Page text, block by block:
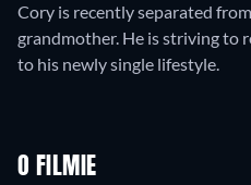
Cory is recently separated
grandmother. He is striving to
to his newly single lifestyle.
O FILMIE